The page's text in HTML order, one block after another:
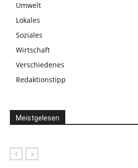
Umwelt
Lokales
Soziales
Wirtschaft
Verschiedenes
Redaktionstipp
Meistgelesen